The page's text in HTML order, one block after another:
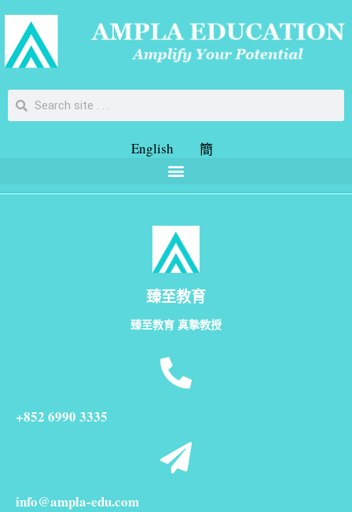
English 簡
臻至教育
臻至教育 真摯教授
+852 6990 3335
info@ampla-edu.com